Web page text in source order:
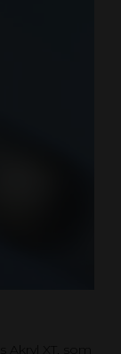
XT, som